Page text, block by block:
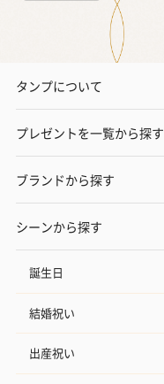
タンプについて
プレゼントを一覧から探す
ブランドから探す
シーンから探す
誕生日
結婚祝い
出産祝い